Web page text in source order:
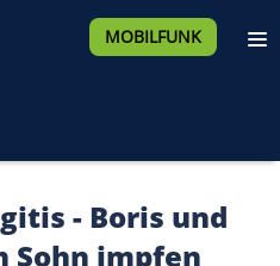
MOBILFUNK
- Boris und
Sohn impfen